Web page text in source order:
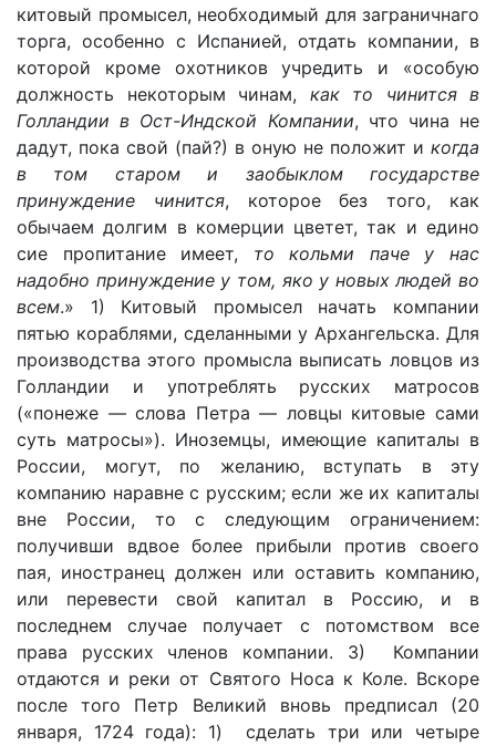
китовый промысел, необходимый для заграничнаго
торга, особенно с Испанией, отдать компании, в
которой кроме охотников учредить и «особую
должность некоторым чинам, как то чинится в
Голландии в Ост-Индской Компании, что чина не
дадут, пока свой (пай?) в оную не положит и когда
в том старом и заобыклом государстве
принуждение чинится, которое без того, как
обычаем долгим в комерции цветет, так и едино
сие пропитание имеет, то кольми паче у нас
надобно принуждение у том, яко у новых людей во
всем.» 1) Китовый промысел начать компании
пятью кораблями, сделанными у Архангельска. Для
производства этого промысла выписать ловцов из
Голландии и употреблять русских матросов
(«понеже — слова Петра — ловцы китовые сами
суть матросы»). Иноземцы, имеющие капиталы в
России, могут, по желанию, вступать в эту
компанию наравне с русским; если же их капиталы
вне России, то с следующим ограничением:
получивши вдвое более прибыли против своего
пая, иностранец должен или оставить компанию,
или перевести свой капитал в Россию, и в
последнем случае получает с потомством все
права русских членов компании. 3) Компании
отдаются и реки от Святого Носа к Коле. Вскоре
после того Петр Великий вновь предписал (20
января, 1724 года): 1) сделать три или четыре